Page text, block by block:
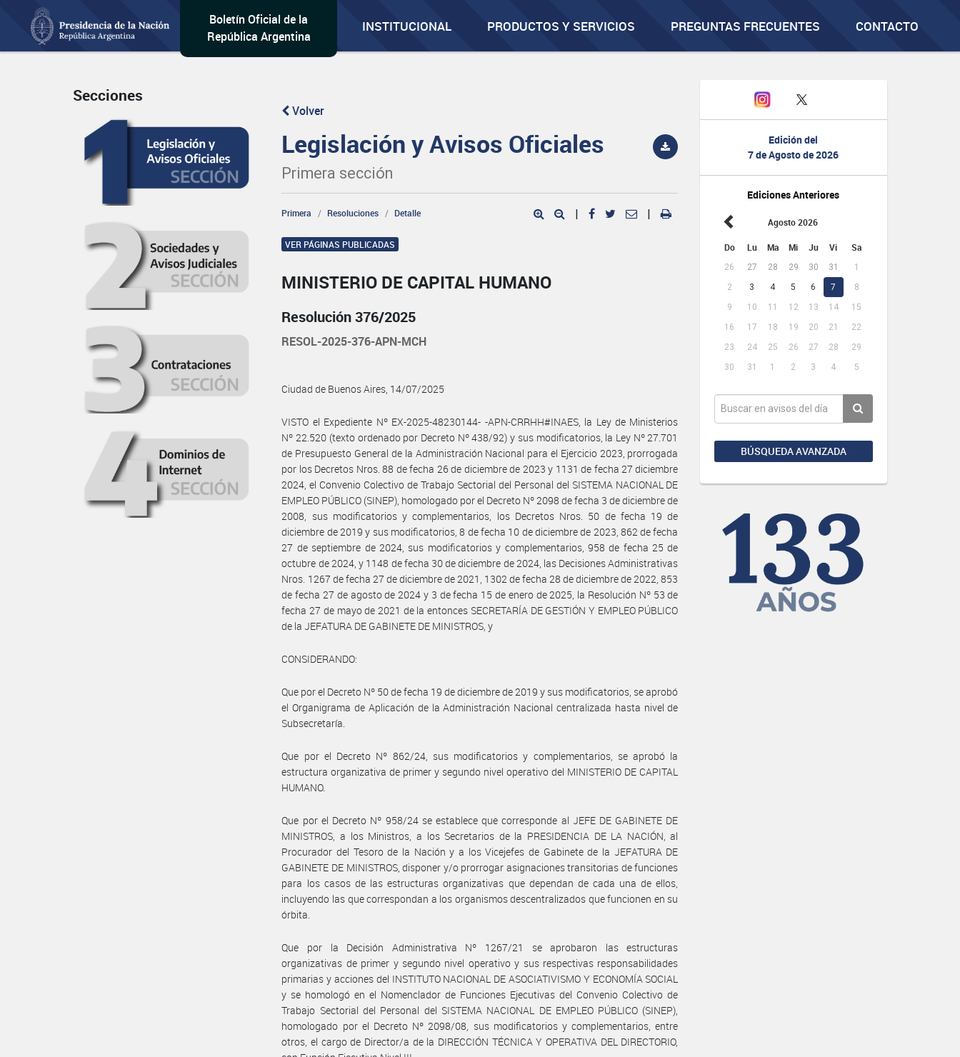
Boletín Oficial de la
República Argentina
INSTITUCIONAL PRODUCTOS Y SERVICIOS PREGUNTAS FRECUENTES CONTACTO
Edición del
7 de Agosto de 2026
Ediciones Anteriores
Agosto 2026
Do Lu Ma Mi Ju Vi Sa
26 27 28 29 30 31
1
2
3 4 5 6 7
8
9
10 11 12 13 14
15
16
17 18 19 20 21
22
23
24 25 26 27 28
29
30
31 1 2 3 4 5
BÚSQUEDA AVANZADA
Secciones
Volver
Legislación y Avisos Oficiales
Primera sección
Primera Resoluciones Detalle | |
VER PÁGINAS PUBLICADAS
MINISTERIO DE CAPITAL HUMANO
Resolución 376/2025
RESOL-2025-376-APN-MCH
Ciudad de Buenos Aires, 14/07/2025
VISTO el Expediente Nº EX-2025-48230144- -APN-CRRHH#INAES, la Ley de Ministerios
Nº 22.520 (texto ordenado por Decreto Nº 438/92) y sus modificatorios, la Ley Nº 27.701
de Presupuesto General de la Administración Nacional para el Ejercicio 2023, prorrogada
por los Decretos Nros. 88 de fecha 26 de diciembre de 2023 y 1131 de fecha 27 diciembre
2024, el Convenio Colectivo de Trabajo Sectorial del Personal del SISTEMA NACIONAL DE
EMPLEO PÚBLICO (SINEP), homologado por el Decreto Nº 2098 de fecha 3 de diciembre de
2008, sus modificatorios y complementarios, los Decretos Nros. 50 de fecha 19 de
diciembre de 2019 y sus modificatorios, 8 de fecha 10 de diciembre de 2023, 862 de fecha
27 de septiembre de 2024, sus modificatorios y complementarios, 958 de fecha 25 de
octubre de 2024, y 1148 de fecha 30 de diciembre de 2024, las Decisiones Administrativas
Nros. 1267 de fecha 27 de diciembre de 2021, 1302 de fecha 28 de diciembre de 2022, 853
de fecha 27 de agosto de 2024 y 3 de fecha 15 de enero de 2025, la Resolución Nº 53 de
fecha 27 de mayo de 2021 de la entonces SECRETARÍA DE GESTIÓN Y EMPLEO PÚBLICO
de la JEFATURA DE GABINETE DE MINISTROS, y
CONSIDERANDO:
Que por el Decreto Nº 50 de fecha 19 de diciembre de 2019 y sus modificatorios, se aprobó
el Organigrama de Aplicación de la Administración Nacional centralizada hasta nivel de
Subsecretaría.
Que por el Decreto Nº 862/24, sus modificatorios y complementarios, se aprobó la
estructura organizativa de primer y segundo nivel operativo del MINISTERIO DE CAPITAL
HUMANO.
Que por el Decreto Nº 958/24 se establece que corresponde al JEFE DE GABINETE DE
MINISTROS, a los Ministros, a los Secretarios de la PRESIDENCIA DE LA NACIÓN, al
Procurador del Tesoro de la Nación y a los Vicejefes de Gabinete de la JEFATURA DE
GABINETE DE MINISTROS, disponer y/o prorrogar asignaciones transitorias de funciones
para los casos de las estructuras organizativas que dependan de cada una de ellos,
incluyendo las que correspondan a los organismos descentralizados que funcionen en su
órbita.
Que por la Decisión Administrativa Nº 1267/21 se aprobaron las estructuras
organizativas de primer y segundo nivel operativo y sus respectivas responsabilidades
primarias y acciones del INSTITUTO NACIONAL DE ASOCIATIVISMO Y ECONOMÍA SOCIAL
y se homologó en el Nomenclador de Funciones Ejecutivas del Convenio Colectivo de
Trabajo Sectorial del Personal del SISTEMA NACIONAL DE EMPLEO PÚBLICO (SINEP),
homologado por el Decreto Nº 2098/08, sus modificatorios y complementarios, entre
otros, el cargo de Director/a de la DIRECCIÓN TÉCNICA Y OPERATIVA DEL DIRECTORIO,